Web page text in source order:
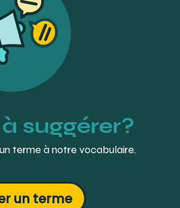
suggérer?
terme à notre vocabulaire.
un terme